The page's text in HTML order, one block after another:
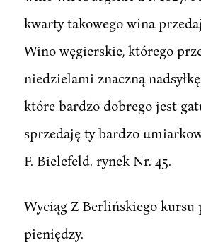
kwarty takowego wina
Wino węgierskie, którego
niedzielami znaczną
które bardzo dobrego jest
sprzedaję ty bardzo
F. Bielefeld. rynek Nr. 45.
Wyciąg Z Berlińskiego kursu
pieniędzy.